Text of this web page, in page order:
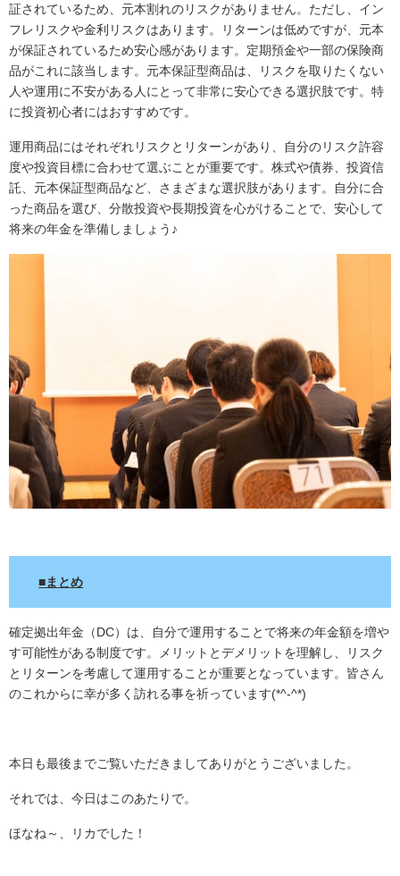
証されているため、元本割れのリスクがありません。ただし、イン
フレリスクや金利リスクはあります。リターンは低めですが、元本
が保証されているため安心感があります。定期預金や一部の保険商
品がこれに該当します。元本保証型商品は、リスクを取りたくない
人や運用に不安がある人にとって非常に安心できる選択肢です。特
に投資初心者にはおすすめです。
運用商品にはそれぞれリスクとリターンがあり、自分のリスク許容
度や投資目標に合わせて選ぶことが重要です。株式や債券、投資信
託、元本保証型商品など、さまざまな選択肢があります。自分に合
った商品を選び、分散投資や長期投資を心がけることで、安心して
将来の年金を準備しましょう♪
■まとめ
確定拠出年金（DC）は、自分で運用することで将来の年金額を増や
す可能性がある制度です。メリットとデメリットを理解し、リスク
とリターンを考慮して運用することが重要となっています。皆さん
のこれからに幸が多く訪れる事を祈っています(*^-^*)
本日も最後までご覧いただきましてありがとうございました。
それでは、今日はこのあたりで。
ほなね～、リカでした！